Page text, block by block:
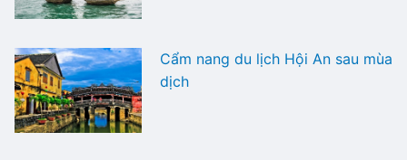
Cẩm nang du lịch Hội An sau mùa
dịch